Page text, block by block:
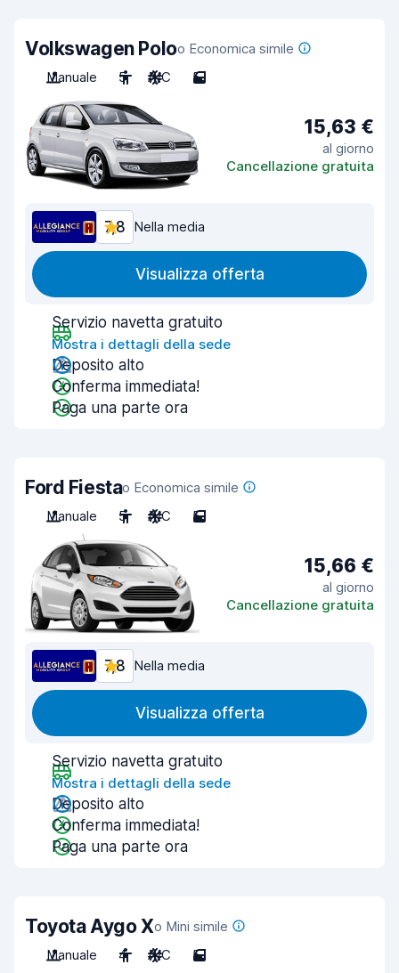
Volkswagen Poloo Economica simile
Manuale
5 A/C 5
15,63 €
al giorno
Cancellazione gratuita
7,8 Nella media
Visualizza offerta
Servizio navetta gratuito
Mostra i dettagli della sede
Deposito alto
Conferma immediata!
Paga una parte ora
Ford Fiestao Economica simile
Manuale
5 A/C 5
15,66 €
al giorno
Cancellazione gratuita
7,8 Nella media
Visualizza offerta
Servizio navetta gratuito
Mostra i dettagli della sede
Deposito alto
Conferma immediata!
Paga una parte ora
Toyota Aygo Xo Mini simile
Manuale
4 A/C 5